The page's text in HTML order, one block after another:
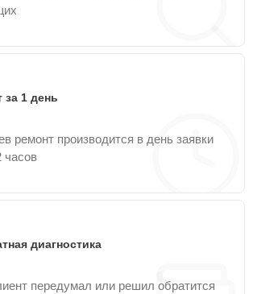
за 1 день
ремонт производится в день заявки
часов
диагностика
передумал или решил обратится